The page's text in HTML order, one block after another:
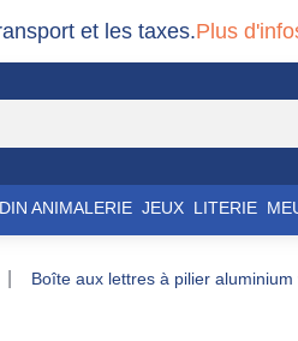
et les taxes.Plus
ANIMALERIE JEUX LITERIE
boîte aux lettres à pilier